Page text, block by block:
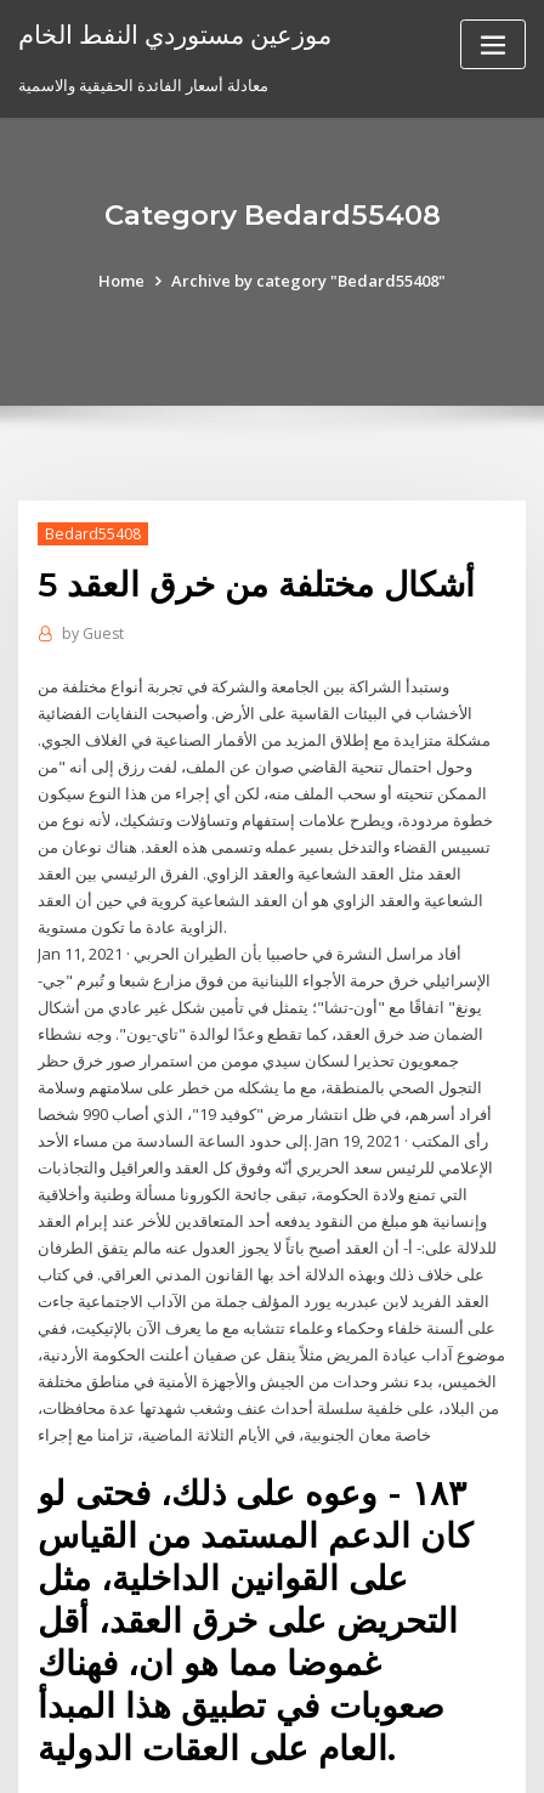
موزعين مستوردي النفط الخام
معادلة أسعار الفائدة الحقيقية والاسمية
Category Bedard55408
Home Archive by category "Bedard55408"
Bedard55408
5 أشكال مختلفة من خرق العقد
by Guest
وستبدأ الشراكة بين الجامعة والشركة في تجربة أنواع مختلفة من
الأخشاب في البيئات القاسية على الأرض. وأصبحت النفايات الفضائية
مشكلة متزايدة مع إطلاق المزيد من الأقمار الصناعية في الغلاف الجوي.
وحول احتمال تنحية القاضي صوان عن الملف، لفت رزق إلى أنه "من
الممكن تنحيته أو سحب الملف منه، لكن أي إجراء من هذا النوع سيكون
خطوة مردودة، ويطرح علامات إستفهام وتساؤلات وتشكيك، لأنه نوع من
تسييس القضاء والتدخل بسير عمله وتسمى هذه العقد. هناك نوعان من
العقد مثل العقد الشعاعية والعقد الزاوي. الفرق الرئيسي بين العقد
الشعاعية والعقد الزاوي هو أن العقد الشعاعية كروية في حين أن العقد
الزاوية عادة ما تكون مستوية.
Jan 11, 2021 · أفاد مراسل النشرة في حاصبيا بأن الطيران الحربي
الإسرائيلي خرق حرمة الأجواء اللبنانية من فوق ​مزارع شبعا​ و تُبرم "جي-
يونغ" اتفاقًا مع "أون-تشا"؛ يتمثل في تأمين شكل غير عادي من أشكال
الضمان ضد خرق العقد، كما تقطع وعدًا لوالدة "تاي-يون". وجه نشطاء
جمعويون تحذيرا لسكان سيدي مومن من استمرار صور خرق حظر
التجول الصحي بالمنطقة، مع ما يشكله من خطر على سلامتهم وسلامة
أفراد أسرهم، في ظل انتشار مرض "كوفيد 19"، الذي أصاب 990 شخصا
إلى حدود الساعة السادسة من مساء الأحد. Jan 19, 2021 · رأى المكتب
الإعلامي للرئيس سعد الحريري أنّه وفوق كل العقد والعراقيل والتجاذبات
التي تمنع ولادة الحكومة، تبقى جائحة الكورونا مسألة وطنية وأخلاقية
وإنسانية هو مبلغ من النقود يدفعه أحد المتعاقدين للأخر عند إبرام العقد
للدلالة على:- أ- أن العقد أصبح باتاً لا يجوز العدول عنه مالم يتفق الطرفان
على خلاف ذلك وبهذه الدلالة أخد بها القانون المدني العراقي. في كتاب
العقد الفريد لابن عبدربه يورد المؤلف جملة من الآداب الاجتماعية جاءت
على ألسنة خلفاء وحكماء وعلماء تتشابه مع ما يعرف الآن بالإتيكيت، ففي
موضوع آداب عيادة المريض مثلاً ينقل عن صفيان أعلنت الحكومة الأردنية،
الخميس، بدء نشر وحدات من الجيش والأجهزة الأمنية في مناطق مختلفة
من البلاد، على خلفية سلسلة أحداث عنف وشغب شهدتها عدة محافظات،
خاصة معان الجنوبية، في الأيام الثلاثة الماضية، تزامنا مع إجراء
١٨٣ - وعوه على ذلك، فحتى لو
كان الدعم المستمد من القياس
على القوانين الداخلية، مثل
التحريض على خرق العقد، أقل
غموضا مما هو ان، فهناك
صعوبات في تطبيق هذا المبدأ
العام على العقات الدولية.